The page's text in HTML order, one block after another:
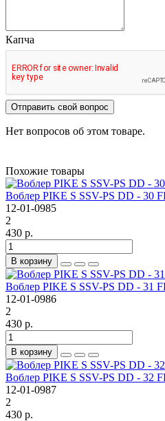
Капча
Отправить свой вопрос
Нет вопросов об этом товаре.
Похожие товары
Воблер PIKE S SSV-PS DD - 30
12-01-0985
2
430 р.
В корзину
Воблер PIKE S SSV-PS DD - 31
12-01-0986
2
430 р.
В корзину
Воблер PIKE S SSV-PS DD - 32
12-01-0987
2
430 р.